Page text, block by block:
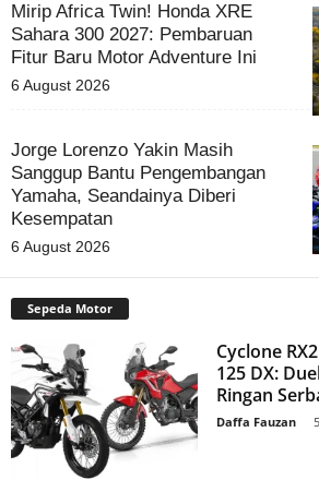
Mirip Africa Twin! Honda XRE
Sahara 300 2027: Pembaruan
Fitur Baru Motor Adventure Ini
6 August 2026
Jorge Lorenzo Yakin Masih
Sanggup Bantu Pengembangan
Yamaha, Seandainya Diberi
Kesempatan
6 August 2026
Sepeda Motor
Cyclone
125 DX:
Ringan
Daffa Fauzan